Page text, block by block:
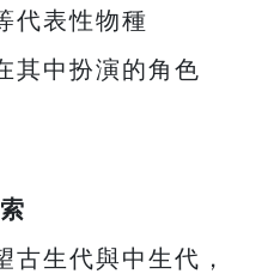
代表性物種
其中扮演的角色
古生代與中生代，